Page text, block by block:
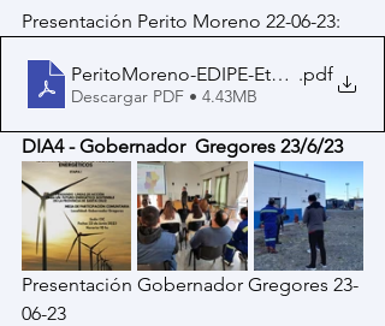
Presentación Perito Moreno 22-06-23:
PeritoMoreno-EDIPE-EtapaI-SC-v22-
.pdf
Descargar PDF • 4.43MB
DIA4 - Gobernador  Gregores 23/6/23
Presentación Gobernador Gregores 23-
06-23